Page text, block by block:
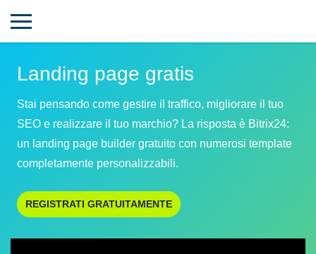
Landing page gratis
Stai pensando come gestire il traffico, migliorare il tuo
SEO e realizzare il tuo marchio? La risposta è Bitrix24:
un landing page builder gratuito con numerosi template
completamente personalizzabili.
REGISTRATI GRATUITAMENTE